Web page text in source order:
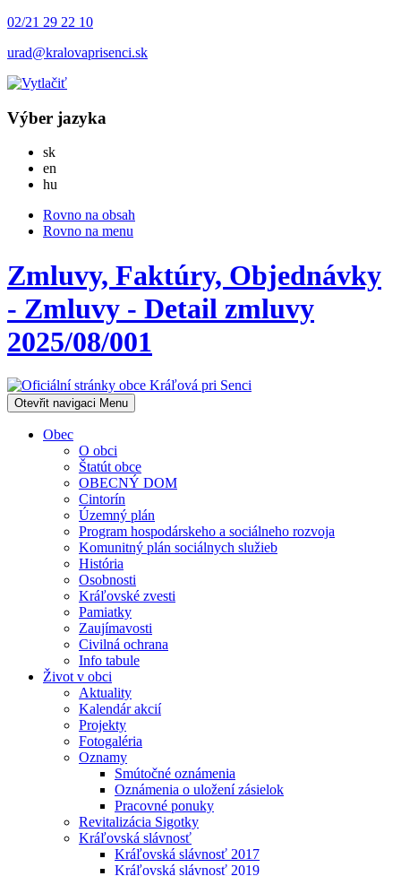
02/21 29 22 10
urad@kralovaprisenci.sk
Výber jazyka
skSlovensky
en
hu
Rovno na obsah
Rovno na menu
Zmluvy, Faktúry, Objednávky
- Zmluvy - Detail zmluvy
2025/08/001
Otevřit navigaci Menu
Obec
O obci
Štatút obce
OBECNÝ DOM
Cintorín
Územný plán
Program hospodárskeho a sociálneho rozvoja
Komunitný plán sociálnych služieb
História
Osobnosti
Kráľovské zvesti
Pamiatky
Zaujímavosti
Civilná ochrana
Info tabule
Život v obci
Aktuality
Kalendár akcií
Projekty
Fotogaléria
Oznamy
Smútočné oznámenia
Oznámenia o uložení zásielok
Pracovné ponuky
Revitalizácia Sigotky
Kráľovská slávnosť
Kráľovská slávnosť 2017
Kráľovská slávnosť 2019